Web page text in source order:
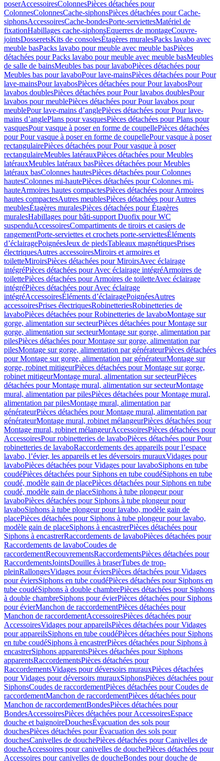
poserAccessoiresColonnesPièces détachées pour
ColonnesColonnesCache-siphonsPièces détachées pour Cache-
siphonsAccessoiresCache-bondesPorte-serviettesMatériel de
fixationHabillages cache-siphonsEquerres de montageCouvre-
jointsDosseretsKits de consolesÉtagères muralesPacks lavabo avec
meuble basPacks lavabo pour meuble avec meuble basPièces
détachées pour Packs lavabo pour meuble avec meuble basMeubles
de salle de bainsMeubles bas pour lavaboPièces détachées pour
Meubles bas pour lavaboPour lave-mainsPièces détachées pour Pour
lave-mainsPour lavabosPièces détachées pour Pour lavabosPour
lavabos doublesPièces détachées pour Pour lavabos doublesPour
lavabos pour meublePièces détachées pour Pour lavabos pour
meublePour lave-mains d’anglePièces détachées pour Pour lave-
mains d’anglePlans pour vasquesPièces détachées pour Plans pour
vasquesPour vasque à poser en forme de coupellePièces détachées
pour Pour vasque à poser en forme de coupellePour vasque à poser
rectangulairePièces détachées pour Pour vasque à poser
rectangulaireMeubles latérauxPièces détachées pour Meubles
latérauxMeubles latéraux basPièces détachées pour Meubles
latéraux basColonnes hautesPièces détachées pour Colonnes
hautesColonnes mi-hautePièces détachées pour Colonnes mi-
hauteArmoires hautes compactesPièces détachées pour Armoires
hautes compactesAutres meublesPièces détachées pour Autres
meublesÉtagères muralesPièces détachées pour Étagères
muralesHabillages pour bâti-support Duofix pour WC
suspenduAccessoiresCompartiments de tiroirs et casiers de
rangementPorte-serviettes et crochets porte-serviettesÉléments
d’éclairagePoignéesJeux de piedsTableaux magnétiquesPrises
électriquesAutres accessoiresMiroirs et armoires et
toiletteMiroirsPièces détachées pour MiroirsAvec éclairage
intégréPièces détachées pour Avec éclairage intégréArmoires de
toilettePièces détachées pour Armoires de toiletteAvec éclairage
intégréPièces détachées pour Avec éclairage
intégréAccessoiresÉléments d’éclairagePoignéesAutres
accessoiresPrises électriquesRobinetteriesRobinetteries de
lavaboPièces détachées pour Robinetteries de lavaboMontage sur
gorge, alimentation sur secteurPièces détachées pour Montage sur
gorge, alimentation sur secteurMontage sur gorge, alimentation par
pilesPièces détachées pour Montage sur gorge, alimentation par
pilesMontage sur gorge, alimentation par générateurPièces détachées
pour Montage sur gorge, alimentation par générateurMontage sur
gorge, robinet mitigeurPièces détachées pour Montage sur gorge,
robinet mitigeurMontage mural, alimentation sur secteurPièces
détachées pour Montage mural, alimentation sur secteurMontage
mural, alimentation par pilesPièces détachées pour Montage mural,
alimentation par pilesMontage mural, alimentation par
générateurPièces détachées pour Montage mural, alimentation par
générateurMontage mural, robinet mélangeurPièces détachées pour
Montage mural, robinet mélangeurAccessoiresPièces détachées pour
AccessoiresPour robinetteries de lavaboPièces détachées pour Pour
robinetteries de lavaboRaccordements des appareils pour l’espace
lavabo, l’évier, les appareils et les déversoirs murauxVidages pour
lavaboPièces détachées pour Vidages pour lavaboSiphons en tube
coudéPièces détachées pour Siphons en tube coudéSiphons en tube
coudé, modèle gain de placePièces détachées pour Siphons en tube
coudé, modèle gain de placeSiphons à tube plongeur pour
lavaboPièces détachées pour Siphons à tube plongeur pour
lavaboSiphons à tube plongeur pour lavabo, modèle gain de
placePièces détachées pour Siphons à tube plongeur pour lavabo,
modèle gain de placeSiphons à encastrerPièces détachées pour
Siphons à encastrerRaccordements de lavaboPièces détachées pour
Raccordements de lavaboCoudes de
raccordementRecouvrementsRaccordementsPièces détachées pour
RaccordementsJointsDouilles à braserTubes de trop-
pleinRallongesVidages pour éviersPièces détachées pour Vidages
pour éviersSiphons en tube coudéPièces détachées pour Siphons en
tube coudéSiphons à double chambrePièces détachées pour Siphons
à double chambreSiphons pour évierPièces détachées pour Siphons
pour évierManchon de raccordementPièces détachées pour
Manchon de raccordementAccessoiresPièces détachées pour
AccessoiresVidages pour appareilsPièces détachées pour Vidages
pour appareilsSiphons en tube coudéPièces détachées pour Siphons
en tube coudéSiphons à encastrerPièces détachées pour Siphons à
encastrerSiphons apparentsPièces détachées pour Siphons
apparentsRaccordementsPièces détachées pour
RaccordementsVidages pour déversoirs murauxPièces détachées
pour Vidages pour déversoirs murauxSiphonsPièces détachées pour
SiphonsCoudes de raccordementPièces détachées pour Coudes de
raccordementManchon de raccordementPièces détachées pour
Manchon de raccordementBondesPièces détachées pour
BondesAccessoiresPièces détachées pour AccessoiresEspace
douche et baignoireDouchesÉvacuation des sols pour
douchesPièces détachées pour Évacuation des sols pour
douchesCanivelles de douchePièces détachées pour Canivelles de
doucheAccessoires pour canivelles de douchePièces détachées pour
Accessoires pour canivelles de doucheBondes pour douche de